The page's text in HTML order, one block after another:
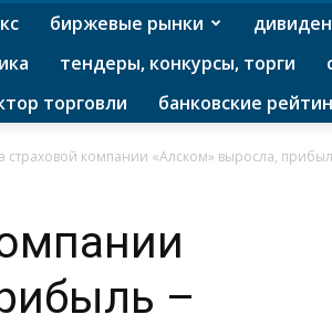
биржевые рынки
тендеры, конкурсы, торги
торговли банковские
страховой компании «Алском» выросла,
–